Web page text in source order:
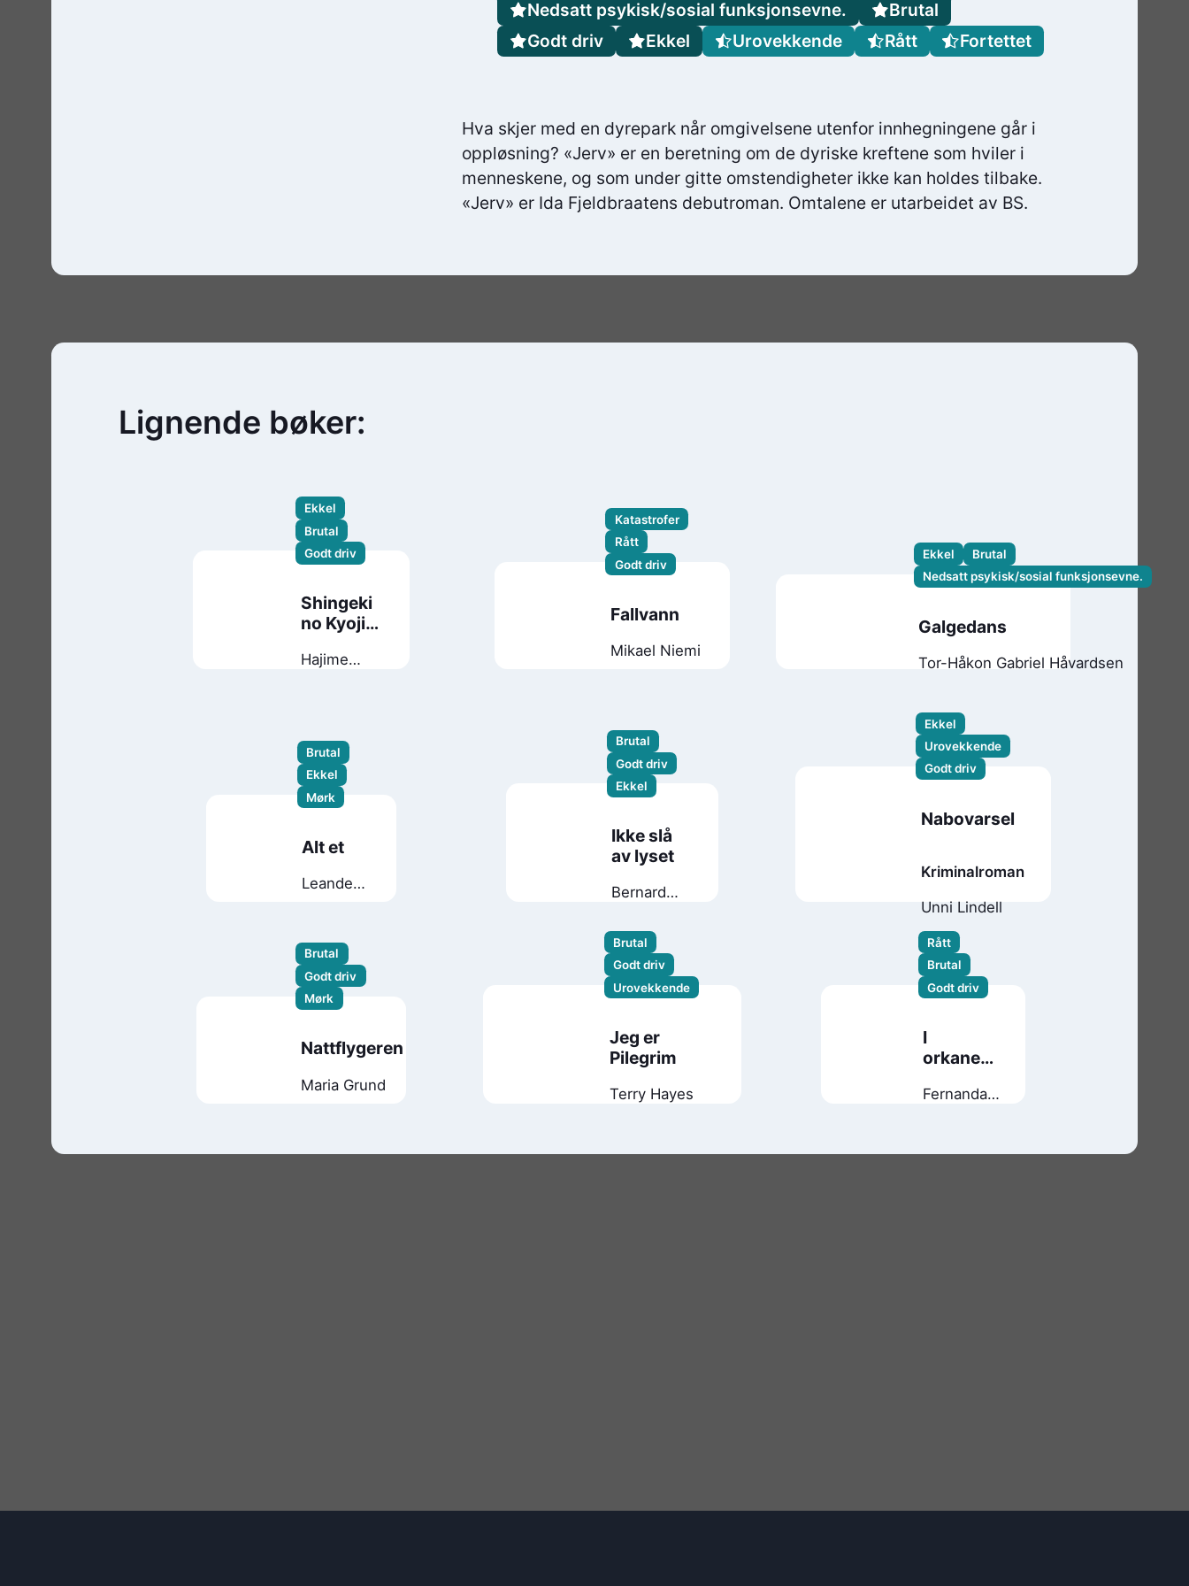
Hva skjer med en dyrepark når omgivelsene utenfor innhegningene går i
oppløsning? «Jerv» er en beretning om de dyriske kreftene som hviler i
menneskene, og som under gitte omstendigheter ikke kan holdes tilbake.
«Jerv» er Ida Fjeldbraatens debutroman. Omtalene er utarbeidet av BS.
Nedsatt psykisk/sosial funksjonsevne.
Brutal
Godt driv
Ekkel Urovekkende Rått Fortettet
Lignende bøker:
Ekkel
Brutal
Godt driv
Shingeki
no Kyojin.
Hajime
Katastrofer
Rått
Godt driv
Fallvann
Mikael Niemi
Ekkel
Brutal
Nedsatt psykisk/sosial funksjonsevne.
Galgedans
Tor-Håkon Gabriel Håvardsen
Brutal
Ekkel
Mørk
Alt et
Leander
Brutal
Godt driv
Ekkel
Ikke slå
av lyset
Bernard
Ekkel
Urovekkende
Godt driv
Nabovarsel
Kriminalroman
Unni Lindell
Brutal
Godt driv
Mørk
Nattflygeren
Maria Grund
Brutal
Godt driv
Urovekkende
Jeg er
Pilegrim
Terry Hayes
Rått
Brutal
Godt driv
I
orkanens
Fernanda